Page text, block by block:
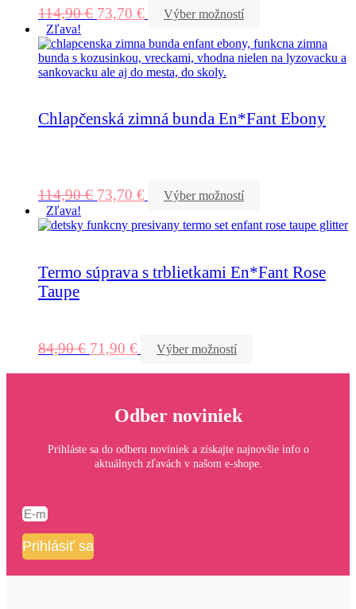
114,90€ 73,70 €
Výber možností
Zľava!
Chlapčenská zimná bunda En*Fant Ebony
114,90€ 73,70 €
Výber možností
Zľava!
Termo súprava s trblietkami En*Fant Rose
Taupe
84,90€ 71,90 € Výber možností
Odber noviniek
Prihláste sa do odberu noviniek a získajte najnovšie info o
aktuálnych zľavách v našom e-shope.
Prihlásiť sa